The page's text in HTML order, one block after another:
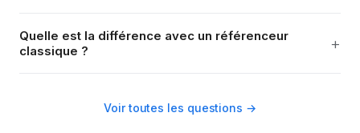
Quelle est la différence avec un référenceur
classique ?
+
Voir toutes les questions →